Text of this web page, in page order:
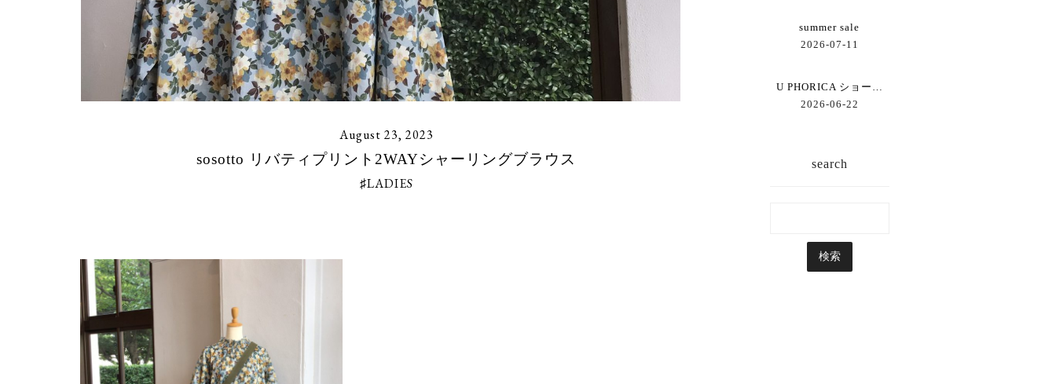
August 23, 2023
sosotto リバティプリント2WAYシャーリングブラウス
♯LADIES
summer sale
2026-07-11
U PHORICA ショートジレ
2026-06-22
search